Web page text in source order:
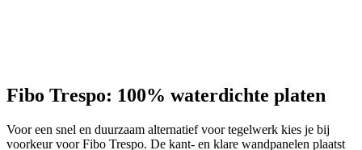
Fibo Trespo: 100% waterdichte platen
Voor een snel en duurzaam alternatief voor tegelwerk kies je bij
voorkeur voor Fibo Trespo. De kant- en klare wandpanelen plaatst